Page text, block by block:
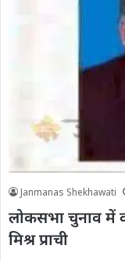
Janmanas Shekhawati
लोकसभा चुनाव में
मिश्र प्राची